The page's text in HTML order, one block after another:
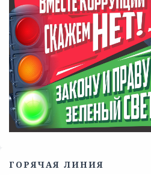
Телефоны учреждений,
поддержки, медицинскую,
помощь детям и взрослым
области
СКАЖИ КОРРУПЦИИ —